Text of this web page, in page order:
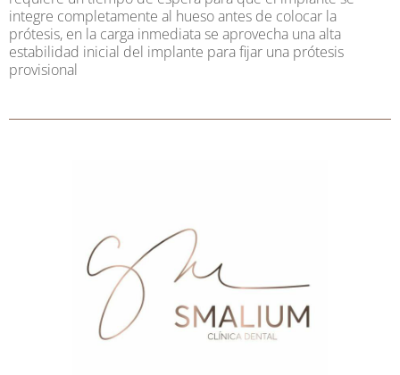
integre completamente al hueso antes de colocar la
prótesis, en la carga inmediata se aprovecha una alta
estabilidad inicial del implante para fijar una prótesis
provisional